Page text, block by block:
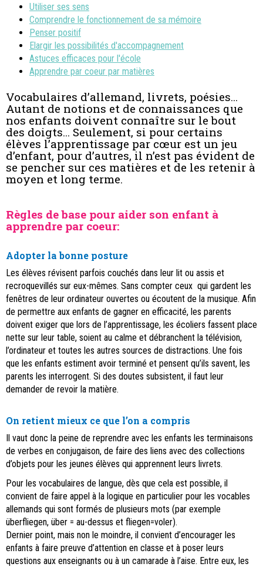
Utiliser ses sens
Comprendre le fonctionnement de sa mémoire
Penser positif
Elargir les possibilités d'accompagnement
Astuces efficaces pour l'école
Apprendre par coeur par matières
Vocabulaires d’allemand, livrets, poésies...
Autant de notions et de connaissances que
nos enfants doivent connaître sur le bout
des doigts... Seulement, si pour certains
élèves l’apprentissage par cœur est un jeu
d’enfant, pour d’autres, il n’est pas évident de
se pencher sur ces matières et de les retenir à
moyen et long terme.
Règles de base pour aider son enfant à
apprendre par coeur:
Adopter la bonne posture
Les élèves révisent parfois couchés dans leur lit ou assis et
recroquevillés sur eux-mêmes. Sans compter ceux qui gardent les
fenêtres de leur ordinateur ouvertes ou écoutent de la musique. Afin
de permettre aux enfants de gagner en efficacité, les parents
doivent exiger que lors de l’apprentissage, les écoliers fassent place
nette sur leur table, soient au calme et débranchent la télévision,
l’ordinateur et toutes les autres sources de distractions. Une fois
que les enfants estiment avoir terminé et pensent qu’ils savent, les
parents les interrogent. Si des doutes subsistent, il faut leur
demander de revoir la matière.
On retient mieux ce que l’on a compris
Il vaut donc la peine de reprendre avec les enfants les terminaisons
de verbes en conjugaison, de faire des liens avec des collections
d’objets pour les jeunes élèves qui apprennent leurs livrets.
Pour les vocabulaires de langue, dès que cela est possible, il
convient de faire appel à la logique en particulier pour les vocables
allemands qui sont formés de plusieurs mots (par exemple
überfliegen, über = au-dessus et fliegen=voler).
Dernier point, mais non le moindre, il convient d’encourager les
enfants à faire preuve d’attention en classe et à poser leurs
questions aux enseignants ou à un camarade à l’aise. Entre eux, les